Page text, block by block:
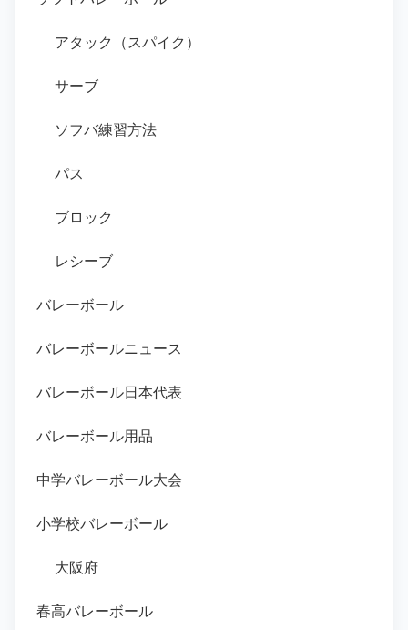
アタック（スパイク）
サーブ
ソフバ練習方法
パス
ブロック
レシーブ
バレーボール
バレーボールニュース
バレーボール日本代表
バレーボール用品
中学バレーボール大会
小学校バレーボール
大阪府
春高バレーボール